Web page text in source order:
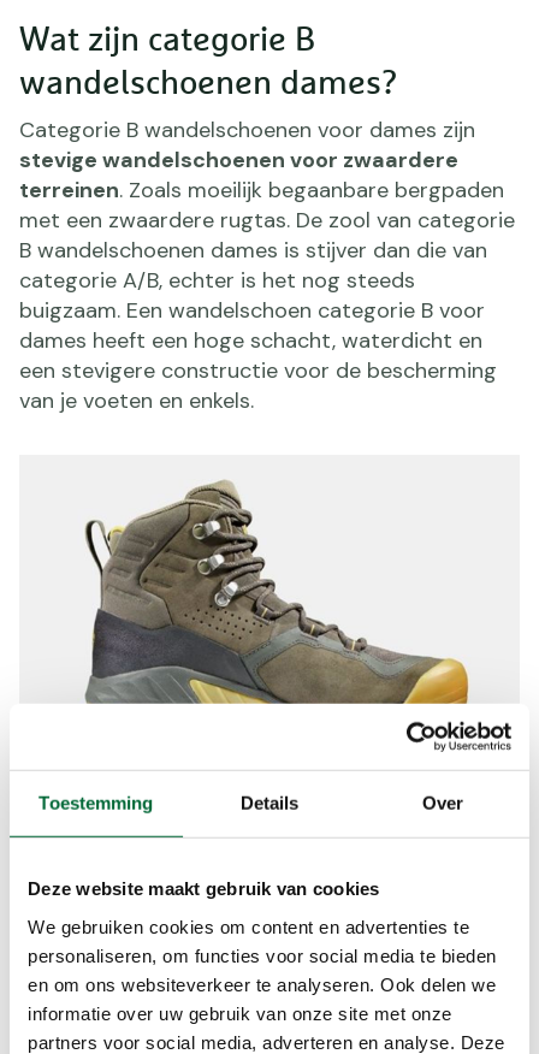
Toestemming Details Over
Deze website maakt gebruik van cookies
We gebruiken cookies om content en advertenties te
personaliseren, om functies voor social media te bieden
en om ons websiteverkeer te analyseren. Ook delen we
informatie over uw gebruik van onze site met onze
partners voor social media, adverteren en analyse. Deze
Wat zijn categorie B
wandelschoenen dames?
Categorie B wandelschoenen voor dames zijn
stevige wandelschoenen voor zwaardere
terreinen. Zoals moeilijk begaanbare bergpaden
met een zwaardere rugtas. De zool van categorie
B wandelschoenen dames is stijver dan die van
categorie A/B, echter is het nog steeds
buigzaam. Een wandelschoen categorie B voor
dames heeft een hoge schacht, waterdicht en
een stevigere constructie voor de bescherming
van je voeten en enkels.
Mammut Sapuen High Gtx. (Foto: © Bever)
categorie B
Meindl Borneo 2 MFS
Hanwag Tatra ll Lady GTX
Mammut Sapuen High GTX